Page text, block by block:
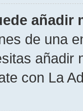
añadir
de una
añadir
con La